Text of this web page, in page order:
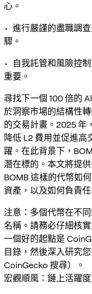
心。
• 進行嚴謹的盡職調
驟。
• 自我託管和風險控
重要。
尋找下一個 100 倍的
於洞察市場的結構性
的交易計畫。2025 年
降低 L2 費用並促進高
躍。在此背景下，
潛在標的。本文將提
BOMB 這樣的代幣如
資產，以及如何負責任
注意：多個代幣在不
名稱。請務必仔細核
一個好的起點是
目錄，然後深入研究
CoinGecko 搜尋）。
宏觀順風：鏈上活躍